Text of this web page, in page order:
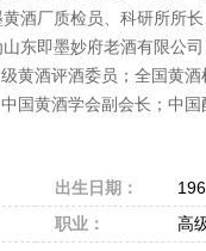
酒厂质检员、科研所所
东即墨妙府老酒有限公
黄酒评酒委员；全国黄
国黄酒学会副会长；中
出生日期：
职业： 高